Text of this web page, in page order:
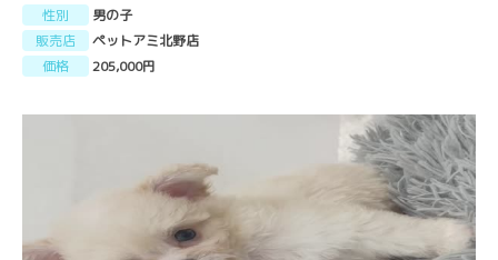
性別
男の子
販売店
ペットアミ北野店
価格
205,000円